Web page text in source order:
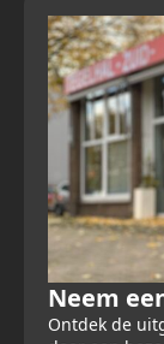
Neem
Ontdek de